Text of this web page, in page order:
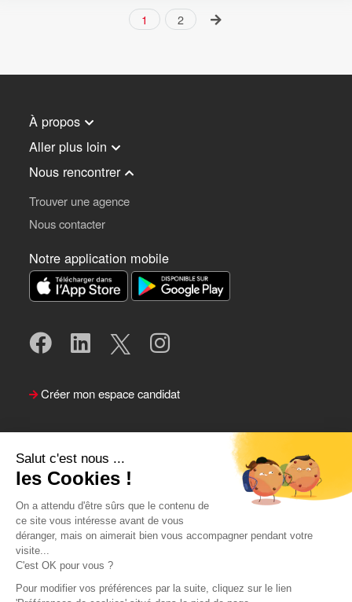
Salut c'est nous ...
les Cookies !
On a attendu d'être sûrs que le contenu de
ce site vous intéresse avant de vous
déranger, mais on aimerait bien vous accompagner pendant votre
visite...
C'est OK pour vous ?
Pour modifier vos préférences par la suite, cliquez sur le lien
1 2
À propos
Aller plus loin
Nous rencontrer
Trouver une agence
Nous contacter
Notre application mobile
Créer mon espace candidat